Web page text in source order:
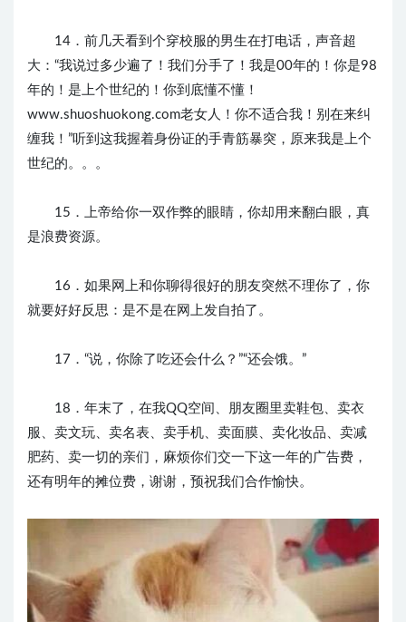
14．前几天看到个穿校服的男生在打电话，声音超
大：“我说过多少遍了！我们分手了！我是00年的！你是98
年的！是上个世纪的！你到底懂不懂！
www.shuoshuokong.com老女人！你不适合我！别在来纠
缠我！”听到这我握着身份证的手青筋暴突，原来我是上个
世纪的。。。
15．上帝给你一双作弊的眼睛，你却用来翻白眼，真
是浪费资源。
16．如果网上和你聊得很好的朋友突然不理你了，你
就要好好反思：是不是在网上发自拍了。
17．“说，你除了吃还会什么？”“还会饿。”
18．年末了，在我QQ空间、朋友圈里卖鞋包、卖衣
服、卖文玩、卖名表、卖手机、卖面膜、卖化妆品、卖减
肥药、卖一切的亲们，麻烦你们交一下这一年的广告费，
还有明年的摊位费，谢谢，预祝我们合作愉快。